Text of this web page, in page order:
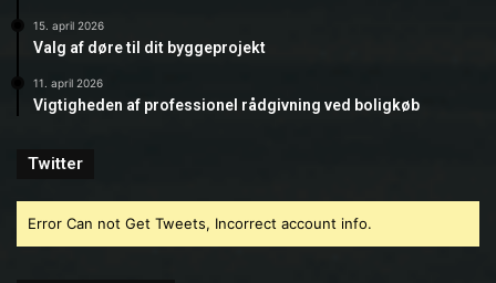
15. april 2026
Valg af døre til dit byggeprojekt
11. april 2026
Vigtigheden af professionel rådgivning ved boligkøb
Twitter
Error Can not Get Tweets, Incorrect account info.